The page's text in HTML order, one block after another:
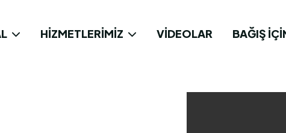
HIZMETLERIMIZ VIDEOLAR BAĞIŞ